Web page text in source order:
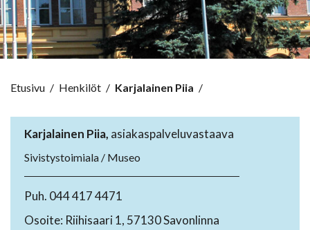
Etusivu / Henkilöt / Karjalainen Piia /
Karjalainen Piia, asiakaspalveluvastaava
Sivistystoimiala / Museo
Puh. 044 417 4471
Osoite: Riihisaari 1, 57130 Savonlinna